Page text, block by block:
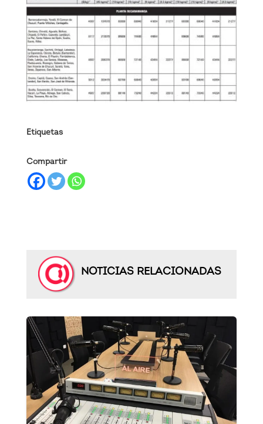
Etiquetas
Compartir
NOTICIAS RELACIONADAS